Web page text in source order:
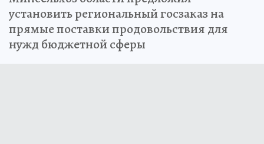
установить региональный госзаказ на
прямые поставки продовольствия для
нужд бюджетной сферы